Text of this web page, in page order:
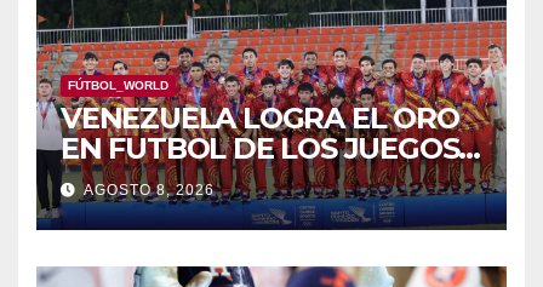
FÚTBOL_WORLD
VENEZUELA LOGRA EL ORO
EN FUTBOL DE LOS JUEGOS
CAC
AGOSTO 8, 2026